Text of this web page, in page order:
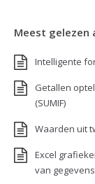
Meest gelezen
Intelligente
Getallen
(SUMIF)
Waarden uit
Excel
van